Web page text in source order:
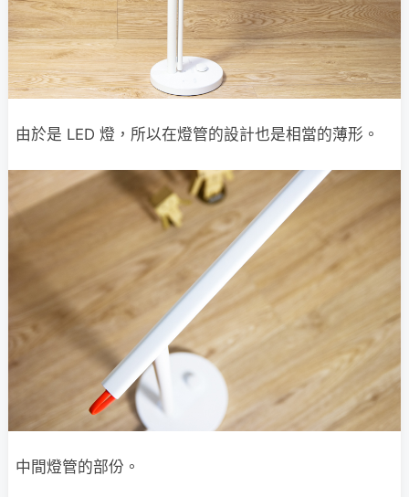
由於是 LED 燈，所以在燈管的設計也是相當的薄形。
中間燈管的部份。